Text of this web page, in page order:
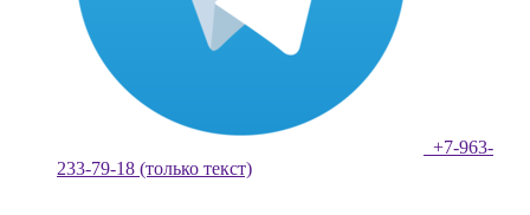
+7-963-
233-79-18 (только текст)